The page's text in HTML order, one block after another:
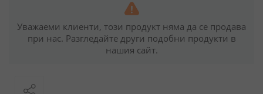
Уважаеми клиенти, този продукт няма да се продава
при нас. Разгледайте други подобни продукти в
нашия сайт.